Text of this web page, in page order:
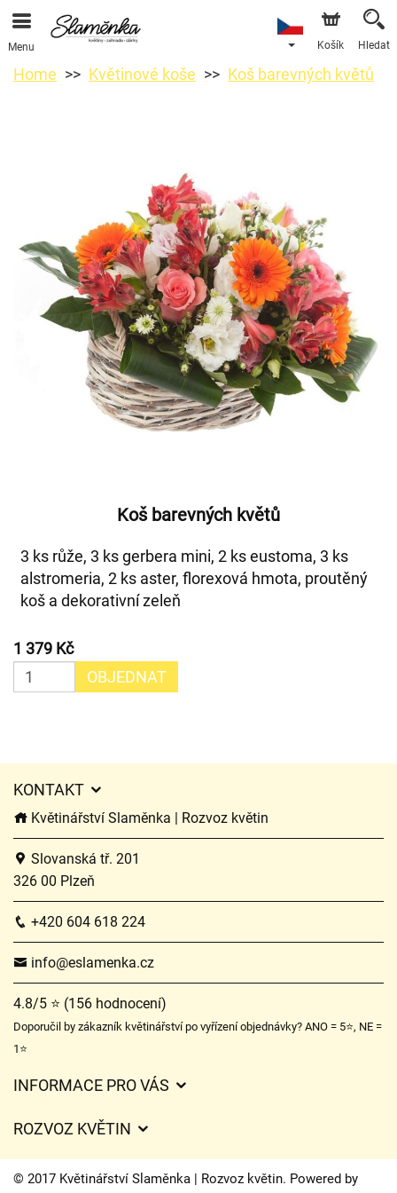
Menu Košík Hledat
Home Květinové koše Koš barevných květů
Koš barevných květů
3 ks růže, 3 ks gerbera mini, 2 ks eustoma, 3 ks
alstromeria, 2 ks aster, florexová hmota, proutěný
koš a dekorativní zeleň
1 379 Kč
OBJEDNAT
KONTAKT
Květinářství Slaměnka | Rozvoz květin
Slovanská tř. 201
326 00 Plzeň
+420 604 618 224
info@eslamenka.cz
4.8/5 ⭐ (156 hodnocení)
Doporučil by zákazník květinářství po vyřízení objednávky? ANO = 5⭐, NE =
1⭐
INFORMACE PRO VÁS
Ochrana osobních údajů
ROZVOZ KVĚTIN
Ceny za doručení
Kam doručujeme květiny
© 2017 Květinářství Slaměnka | Rozvoz květin. Powered by